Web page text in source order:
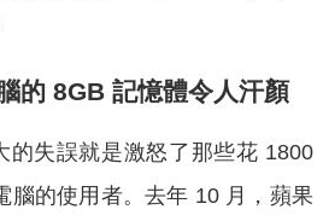
的 8GB 記憶體令人汗顏
的失誤就是激怒了那些花 1800
腦的使用者。去年 10 月，蘋果